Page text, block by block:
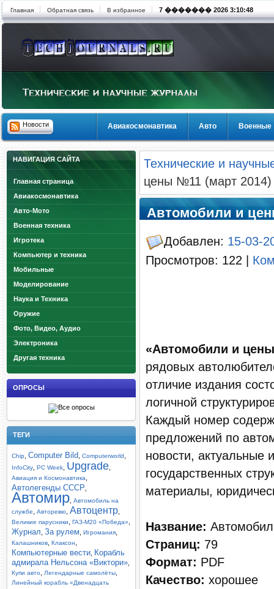
Главная Обратная связь В избранное 7 ������� 2026 3:10:48
Новости Авиакосмонавтика Авто Военные
НАВИГАЦИЯ САЙТА
Главная страница
Авиакосмонавтика
Авто-Мото
Военная техника
Игротека
Компьютер и техника
Мобильные
Моделирование
Наука и Техника
Оружие
Фото, Видео, Аудио
Электроника
Другая техника
ОПРОСЫ
ТЕГИ
Chip Computer Bild Computerworld
InfoCity PC Week Upgrade
Авиация и Космонавтика
Автолегенды СССР
Автомир Автомобиль на
службе
Авторевю Автоцентр
Великие парусники ГАЗ-М20 «Победа»
Журнал За рулем Игромания
Калашников Клаксон
Компьютерные вести Корабль
адмирала Нельсона «Виктори»
Купи авто Легендарные самолёты
Линейный корабль «Двенадцать
Технические и
цены №11 (март 2014)
Автомобили и
Добавлен: 15-03-
Просмотров: 122 |
«Автомобили и
рядовых
отличие издания
логичной
Каждый номер
предложений по
новости, актуальные
государственных
материалы,
Название:
Страниц: 79
Формат: PDF
Качество: хорошее